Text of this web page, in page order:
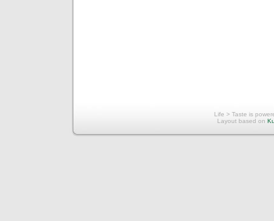
Life > Taste is
Layout based on